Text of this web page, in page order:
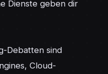
Dienste geben dir
Debatten sind
Cloud-